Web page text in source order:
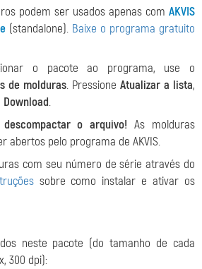
podem ser usados apenas com AKVIS
(standalone). Baixe o programa gratuito
o pacote ao programa, use o
de molduras. Pressione Atualizar a lista,
Download.
o arquivo! As molduras
abertos pelo programa de AKVIS.
com seu número de série através do
sobre como instalar e ativar os
neste pacote (do tamanho de cada
300 dpi):